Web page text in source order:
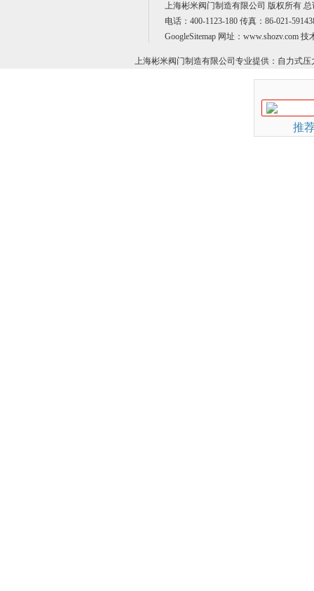
上海彬米阀门制造有限公司 版权所有
电话：400-1123-180 传真：86-021-
GoogleSitemap 网址：www.shozv.com 技
上海彬米阀门制造有限公司专业提供： 自力式压
推